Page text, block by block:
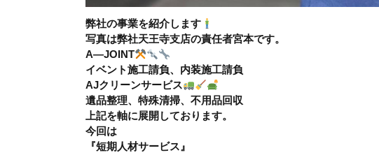
弊社の事業を紹介します
写真は弊社天王寺支店の責任者宮本です。
A—JOINT
イベント施工請負、内装施工請負
AJクリーンサービス
遺品整理、特殊清掃、不用品回収
上記を軸に展開しております。
今回は
『短期人材サービス』